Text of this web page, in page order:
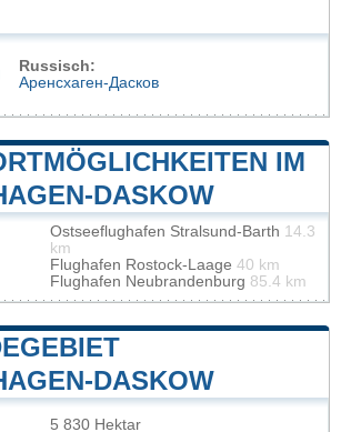
Russisch:
Аренсхаген-Дасков
IM
DASKOW
Ostseeflughafen Stralsund-Barth 14.3
km
Flughafen Rostock-Laage 40 km
Flughafen Neubrandenburg 85.4 km
DASKOW
5 830 Hektar